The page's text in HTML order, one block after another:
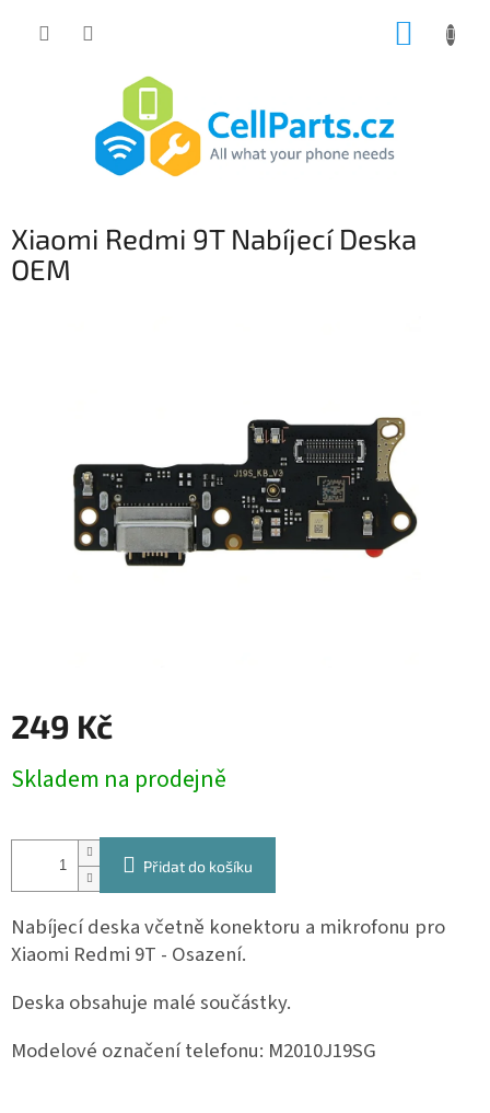
Xiaomi Redmi 9T Nabíjecí Deska
OEM
249 Kč
cena:
Skladem na prodejně
Přidat do košíku
Nabíjecí deska včetně konektoru a mikrofonu pro
Xiaomi Redmi 9T - Osazení.
Deska obsahuje malé součástky.
Modelové označení telefonu: M2010J19SG